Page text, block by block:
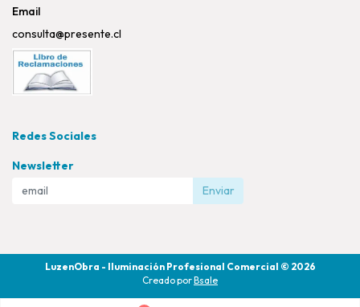
Email
consulta@presente.cl
Redes Sociales
Newsletter
Enviar
LuzenObra - Iluminación Profesional Comercial © 2026
Creado porBsale